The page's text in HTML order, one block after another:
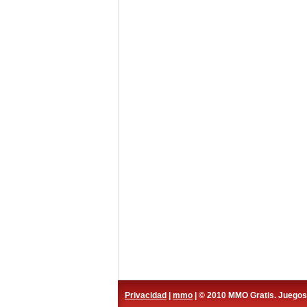
Privacidad mmo | © 2010 MMO Gratis.